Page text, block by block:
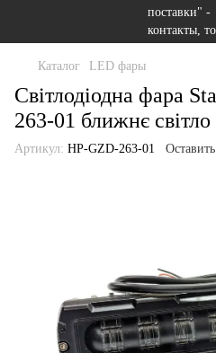
Каталог LED фары
Світлодіодна фара
263-01 ближнє
Артикул: HP-GZD-263-01